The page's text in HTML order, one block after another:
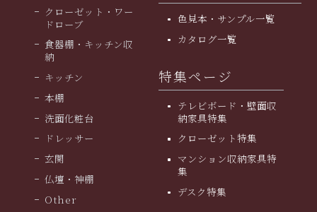
クローゼット・ワー
ドローブ
食器棚・キッチン収
納
キッチン
本棚
洗面化粧台
ドレッサー
玄関
仏壇・神棚
Other
色見本・サンプル一覧
カタログ一覧
特集ページ
テレビボード・壁面収
納家具特集
クローゼット特集
マンション収納家具特
集
デスク特集